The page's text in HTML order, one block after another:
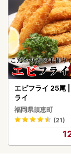
エビフライ 25尾 |
ライ
福岡県須恵町
(21)